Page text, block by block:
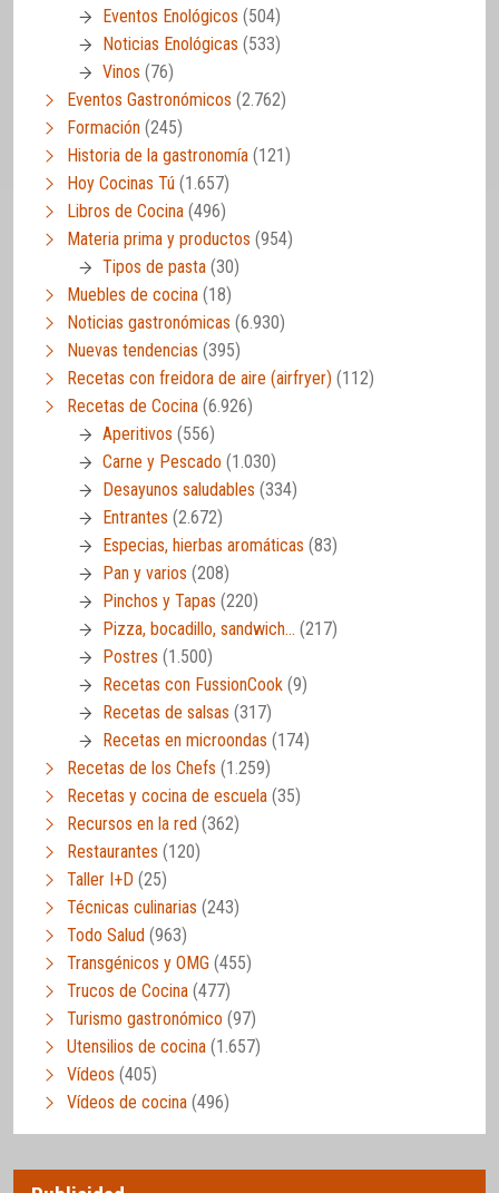
Eventos Enológicos (504)
Noticias Enológicas (533)
Vinos (76)
Eventos Gastronómicos (2.762)
Formación (245)
Historia de la gastronomía (121)
Hoy Cocinas Tú (1.657)
Libros de Cocina (496)
Materia prima y productos (954)
Tipos de pasta (30)
Muebles de cocina (18)
Noticias gastronómicas (6.930)
Nuevas tendencias (395)
Recetas con freidora de aire (airfryer) (112)
Recetas de Cocina (6.926)
Aperitivos (556)
Carne y Pescado (1.030)
Desayunos saludables (334)
Entrantes (2.672)
Especias, hierbas aromáticas (83)
Pan y varios (208)
Pinchos y Tapas (220)
Pizza, bocadillo, sandwich… (217)
Postres (1.500)
Recetas con FussionCook (9)
Recetas de salsas (317)
Recetas en microondas (174)
Recetas de los Chefs (1.259)
Recetas y cocina de escuela (35)
Recursos en la red (362)
Restaurantes (120)
Taller I+D (25)
Técnicas culinarias (243)
Todo Salud (963)
Transgénicos y OMG (455)
Trucos de Cocina (477)
Turismo gastronómico (97)
Utensilios de cocina (1.657)
Vídeos (405)
Vídeos de cocina (496)